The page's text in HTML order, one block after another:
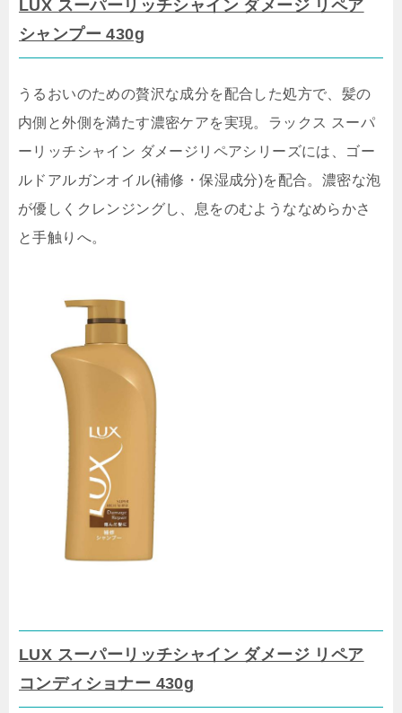
LUX スーパーリッチシャイン ダメージ リペア
シャンプー 430g
うるおいのための贅沢な成分を配合した処方で、髪の
内側と外側を満たす濃密ケアを実現。ラックス スーパ
ーリッチシャイン ダメージリペアシリーズには、ゴー
ルドアルガンオイル(補修・保湿成分)を配合。濃密な泡
が優しくクレンジングし、息をのむようななめらかさ
と手触りへ。
LUX スーパーリッチシャイン ダメージ リペア
コンディショナー 430g